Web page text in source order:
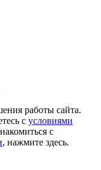
работы сайта.
с условиями
с
, нажмите здесь.